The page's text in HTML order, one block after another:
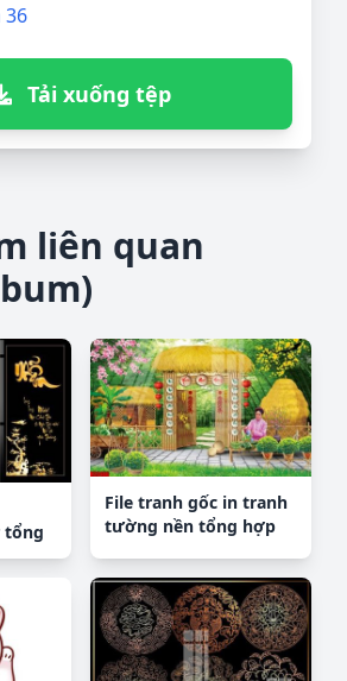
36
Tải xuống tệp
liên quan
tổng
File tranh gốc in tranh
tường nền tổng hợp